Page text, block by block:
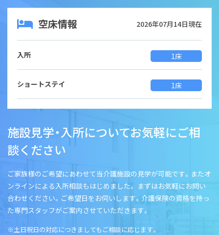
施設見学・入所についてお気軽にご相
談ください
ご家族様のご希望にあわせて当介護施設の見学が可能です。またオ
ンラインによる入所相談もはじめました。 まずはお気軽にお問い
合わせください。ご希望日をお伺いします。介護保険の資格を持っ
た専門スタッフがご案内させていただきます。
※土日祝日の対応につきましてもご相談に応じます。
空床情報 2026年07月14日現在
入所 1床
ショートステイ 1床